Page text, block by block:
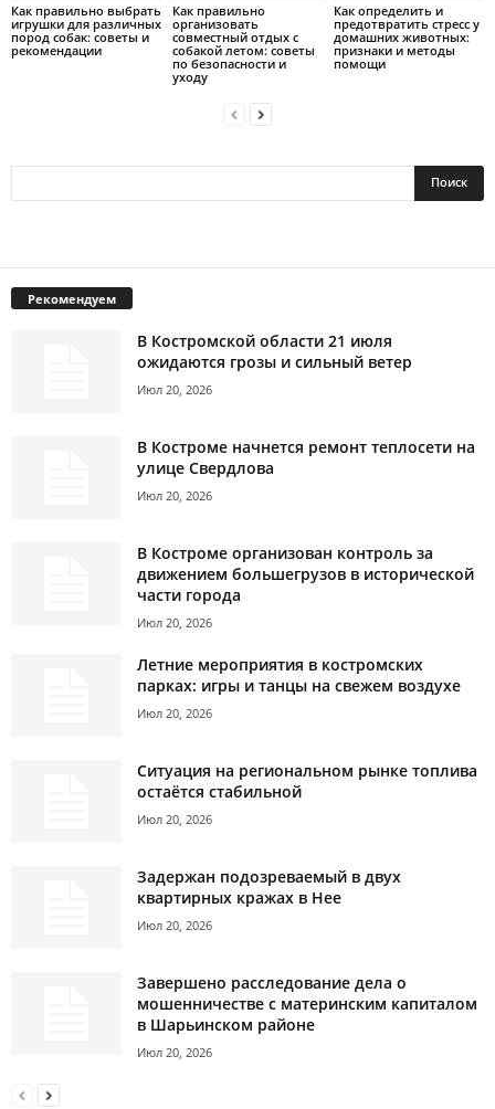
Как правильно выбрать
игрушки для различных
пород собак: советы и
рекомендации
Как правильно
организовать
совместный отдых с
собакой летом: советы
по безопасности и
уходу
Как определить и
предотвратить стресс у
домашних животных:
признаки и методы
помощи
Рекомендуем
В Костромской области 21 июля
ожидаются грозы и сильный ветер
Июл 20, 2026
В Костроме начнется ремонт теплосети на
улице Свердлова
Июл 20, 2026
В Костроме организован контроль за
движением большегрузов в исторической
части города
Июл 20, 2026
Летние мероприятия в костромских
парках: игры и танцы на свежем воздухе
Июл 20, 2026
Ситуация на региональном рынке топлива
остаётся стабильной
Июл 20, 2026
Задержан подозреваемый в двух
квартирных кражах в Нее
Июл 20, 2026
Завершено расследование дела о
мошенничестве с материнским капиталом
в Шарьинском районе
Июл 20, 2026